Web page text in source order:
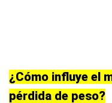
¿Cómo influye el
pérdida de peso?